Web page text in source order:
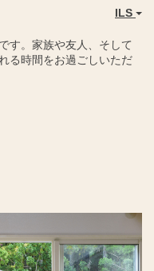
ILS
す。家族や友人、そして
る時間をお過ごしいただ
Next